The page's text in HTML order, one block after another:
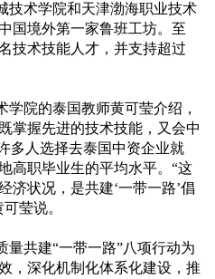
技术学院和天津渤海职业技术
国境外第一家鲁班工坊。至
技术技能人才，并支持超过
学院的泰国教师黄可莹介绍，
掌握先进的技术技能，又会中
多人选择去泰国中资企业就
高职毕业生的平均水平。“这
济状况，是共建‘一带一路’倡
莹说。
量共建“一带一路”八项行动为
，深化机制化体系化建设，推